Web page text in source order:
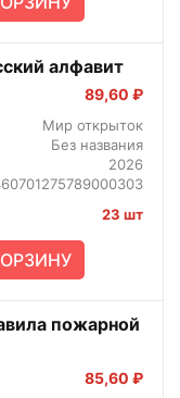
алфавит
89,60 ₽
Мир открыток
Без названия
2026
23 шт
пожарной
85,60 ₽